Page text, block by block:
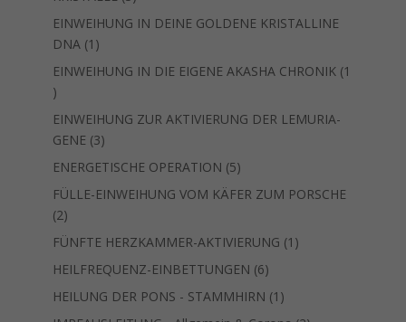
Produkte
EINWEIHUNG IN DEINE GOLDENE KRISTALLINE
DNA 1 1
Produkt
EINWEIHUNG IN DIE EIGENE AKASHA CHRONIK 1
1
Produkt
EINWEIHUNG ZUR AKTIVIERUNG DER LEMURIA-
GENE 33
Produkte
ENERGETISCHE OPERATION 55
Produkte
FÜLLE-EINWEIHUNG VOM KÄFER ZUM PORSCHE
22
Produkte
FÜNFTE HERZKAMMER-AKTIVIERUNG 1 1
HEILFREQUENZ-EINBETTUNGEN 66
Produkte
HEILUNG DER PONS - STAMMHIRN 1 1
Produkt